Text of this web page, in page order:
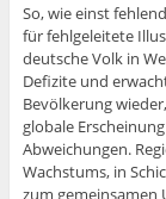
So, wie einst
für fehlgeleitete
deutsche Volk in
Defizite und
Bevölkerung
globale
Abweichungen.
Wachstums, in
zum gemeinsamen